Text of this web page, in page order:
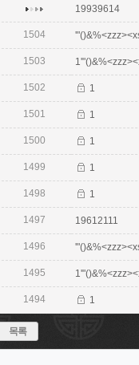
19939614
1504
1503
1502 1
1501 1
1500 1
1499 1
1498 1
1497 19612111
1496
1495
1494 1
목록